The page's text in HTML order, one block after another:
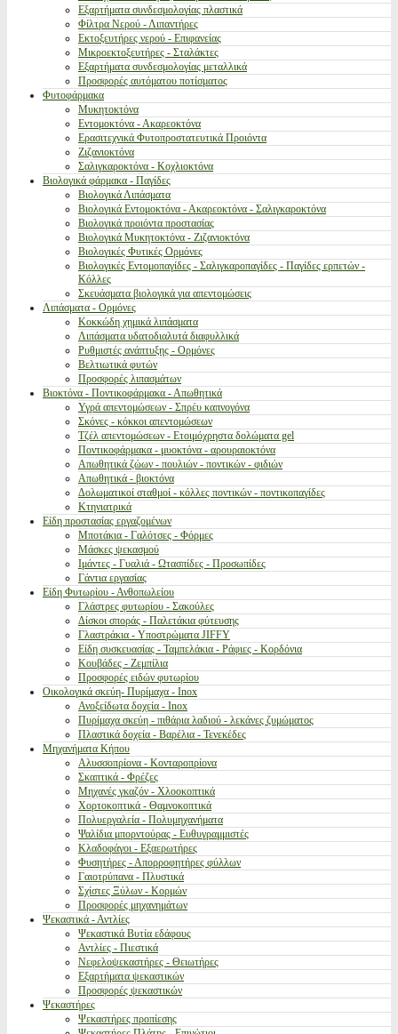
Εξαρτήματα συνδεσμολογίας πλαστικά
Φίλτρα Νερού - Λιπαντήρες
Εκτοξευτήρες νερού - Επιφανείας
Μικροεκτοξευτήρες - Σταλάκτες
Εξαρτήματα συνδεσμολογίας μεταλλικά
Προσφορές αυτόματου ποτίσματος
Φυτοφάρμακα
Μυκητοκτόνα
Εντομοκτόνα - Ακαρεοκτόνα
Ερασιτεχνικά Φυτοπροστατευτικά Προιόντα
Ζιζανιοκτόνα
Σαλιγκαροκτόνα - Κοχλιοκτόνα
Βιολογικά φάρμακα - Παγίδες
Βιολογικά Λιπάσματα
Βιολογικά Εντομοκτόνα - Ακαρεοκτόνα - Σαλιγκαροκτόνα
Βιολογικά προιόντα προστασίας
Βιολογικά Μυκητοκτόνα - Ζιζανιοκτόνα
Βιολογικές Φυτικές Ορμόνες
Βιολογικές Εντομοπαγίδες - Σαλιγκαροπαγίδες - Παγίδες ερπετών -
Κόλλες
Σκευάσματα βιολογικά για απεντομώσεις
Λιπάσματα - Ορμόνες
Κοκκώδη χημικά λιπάσματα
Λιπάσματα υδατοδιαλυτά διαφυλλικά
Ρυθμιστές ανάπτυξης - Ορμόνες
Βελτιωτικά φυτών
Προσφορές λιπασμάτων
Βιοκτόνα - Ποντικοφάρμακα - Απωθητικά
Υγρά απεντομώσεων - Σπρέυ καπνογόνα
Σκόνες - κόκκοι απεντομώσεων
Τζέλ απεντομώσεων - Ετοιμόχρηστα δολώματα gel
Ποντικοφάρμακα - μυοκτόνα - αρουραιοκτόνα
Απωθητικά ζώων - πουλιών - ποντικών - φιδιών
Απωθητικά - βιοκτόνα
Δολωματικοί σταθμοί - κόλλες ποντικών - ποντικοπαγίδες
Κτηνιατρικά
Είδη προστασίας εργαζομένων
Μποτάκια - Γαλότσες - Φόρμες
Μάσκες ψεκασμού
Ιμάντες - Γυαλιά - Ωτασπίδες - Προσωπίδες
Γάντια εργασίας
Είδη Φυτωρίου - Ανθοπωλείου
Γλάστρες φυτωρίου - Σακούλες
Δίσκοι σποράς - Παλετάκια φύτευσης
Γλαστράκια - Υποστρώματα JIFFY
Είδη συσκευασίας - Ταμπελάκια - Ράφιες - Κορδόνια
Κουβάδες - Ζεμπίλια
Προσφορές ειδών φυτωρίου
Οικολογικά σκεύη- Πυρίμαχα - Inox
Ανοξείδωτα δοχεία - Inox
Πυρίμαχα σκεύη - πιθάρια λαδιού - λεκάνες ζυμώματος
Πλαστικά δοχεία - Βαρέλια - Τενεκέδες
Μηχανήματα Κήπου
Αλυσσοπρίονα - Κονταροπρίονα
Σκαπτικά - Φρέζες
Μηχανές γκαζόν - Χλοοκοπτικά
Χορτοκοπτικά - Θαμνοκοπτικά
Πολυεργαλεία - Πολυμηχανήματα
Ψαλίδια μπορντούρας - Ευθυγραμμιστές
Κλαδοφάγοι - Εξαερωτήρες
Φυσητήρες - Απορροφητήρες φύλλων
Γαιοτρύπανα - Πλυστικά
Σχίστες Ξύλων - Κορμών
Προσφορές μηχανημάτων
Ψεκαστικά - Αντλίες
Ψεκαστικά Βυτία εδάφους
Αντλίες - Πιεστικά
Νεφελοψεκαστήρες - Θειωτήρες
Εξαρτήματα ψεκαστικών
Προσφορές ψεκαστικών
Ψεκαστήρες
Ψεκαστήρες προπίεσης